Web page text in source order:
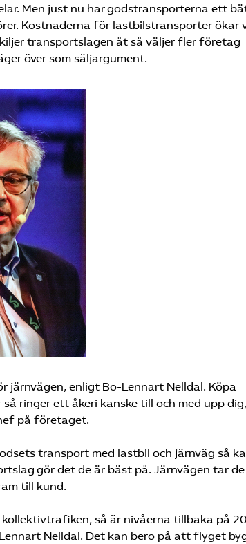
Men just nu har godstransporterna ett
Kostnaderna för lastbilstransporter ökar
transportslagen åt så väljer fler företag
över som säljargument.
järnvägen, enligt Bo-Lennart Nelldal. Köpa
ringer ett åkeri kanske till och med upp dig,
på företaget.
transport med lastbil och järnväg så
gör det de är bäst på. Järnvägen tar de
till kund.
så är nivåerna tillbaka på
Nelldal. Det kan bero på att flyget